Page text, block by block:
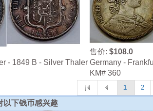
- 1849 B - Silver Thaler
售价: $108.0
Germany -
KM# 360
1 2
以下钱币感兴趣